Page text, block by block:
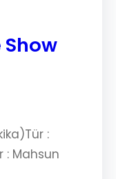
Show
:
Mahsun